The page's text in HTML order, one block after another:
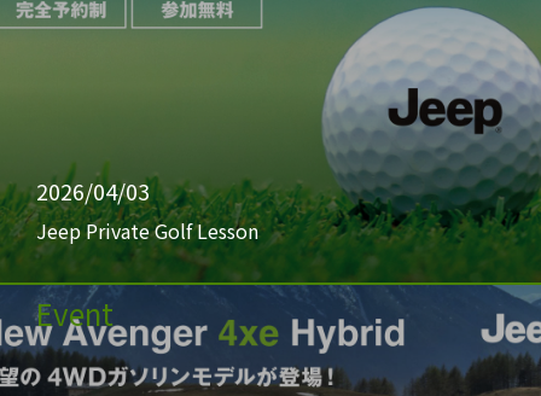
2026/04/03
Jeep Private Golf Lesson
Event